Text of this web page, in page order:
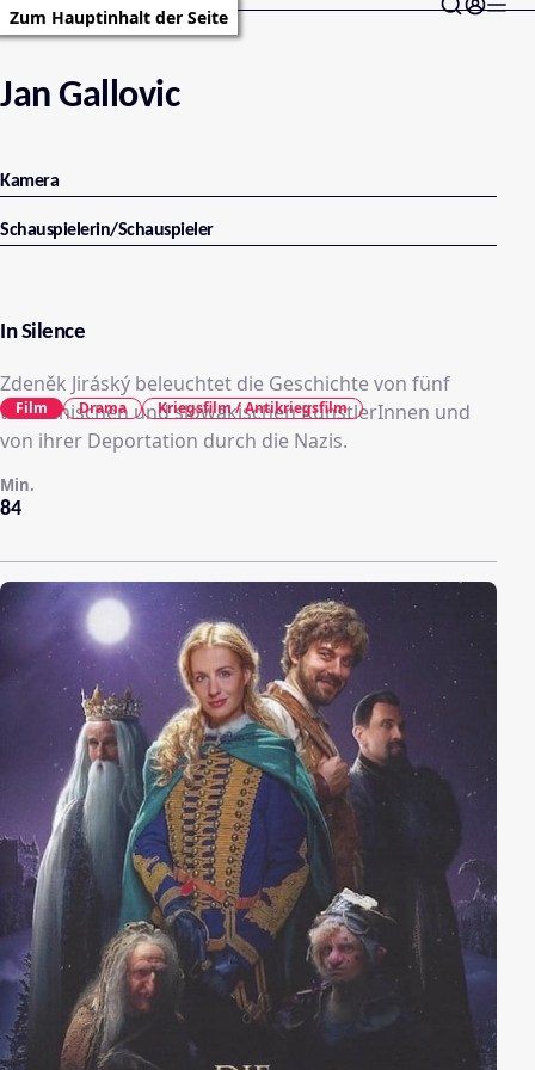
Zum Hauptinhalt der Seite
Jan Gallovic
Kamera
Schauspielerin/Schauspieler
In Silence
Zdeněk Jiráský beleuchtet die Geschichte von fünf
tschechischen und slowakischen KünstlerInnen und
von ihrer Deportation durch die Nazis.
84
Min.
Film Drama Kriegsfilm / Antikriegsfilm